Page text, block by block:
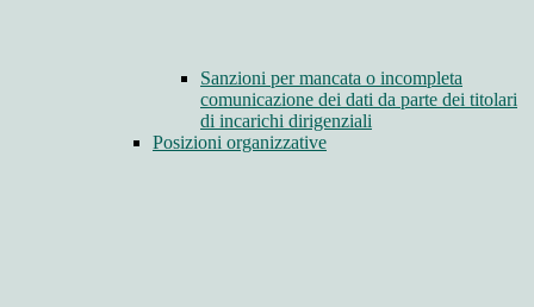
Sanzioni per mancata o incompleta
comunicazione dei dati da parte dei titolari
di incarichi dirigenziali
Posizioni organizzative